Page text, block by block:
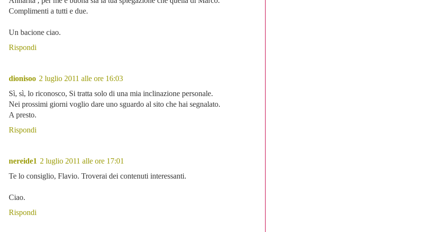
Complimenti a tutti e due.
Un bacione ciao.
Rispondi
dionisoo 2 luglio 2011 alle ore 16:03
Sì, sì, lo riconosco, Si tratta solo di una mia inclinazione personale.
Nei prossimi giorni voglio dare uno sguardo al sito che hai segnalato.
A presto.
Rispondi
nereide1 2 luglio 2011 alle ore 17:01
Te lo consiglio, Flavio. Troverai dei contenuti interessanti.
Ciao.
Rispondi